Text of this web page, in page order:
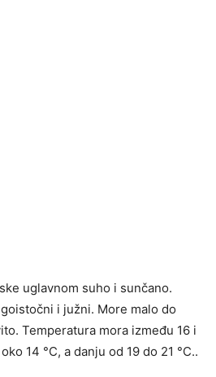
uglavnom suho i sunčano.
i južni. More malo do
Temperatura mora između 16 i
14 °C, a danju od 19 do 21 °C..